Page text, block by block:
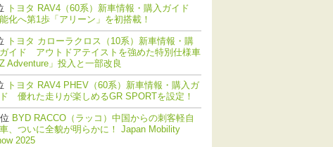
トヨタ RAV4（60系）新車情報・購入ガイド
化へ第1歩「アリーン」を初搭載！
トヨタ カローラクロス（10系）新車情報・購
イド アウトドアテイストを強めた特別仕様車
Z Adventure」投入と一部改良
トヨタ RAV4 PHEV（60系）新車情報・購入ガ
優れた走りが楽しめるGR SPORTを設定！
BYD RACCO（ラッコ）中国からの刺客軽自
、ついに全貌が明らかに！ Japan Mobility
2025